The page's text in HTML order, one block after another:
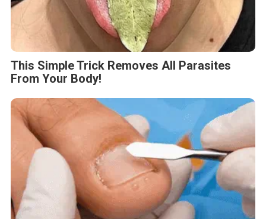
This Simple Trick Removes All Parasites
From Your Body!